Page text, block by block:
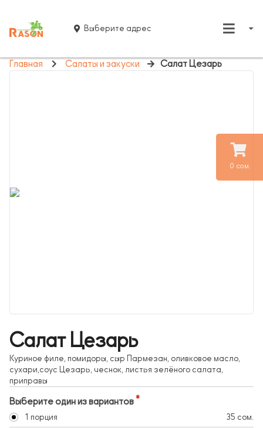
0 сом.
Выберите адрес
Главная Салаты и закуски Салат Цезарь
Салат Цезарь
Куриное филе, помидоры, сыр Пармезан, оливковое масло,
сухари,соус Цезарь, чеснок, листья зелёного салата,
приправы
Выберите один из вариантов
1 порция 35 сом.